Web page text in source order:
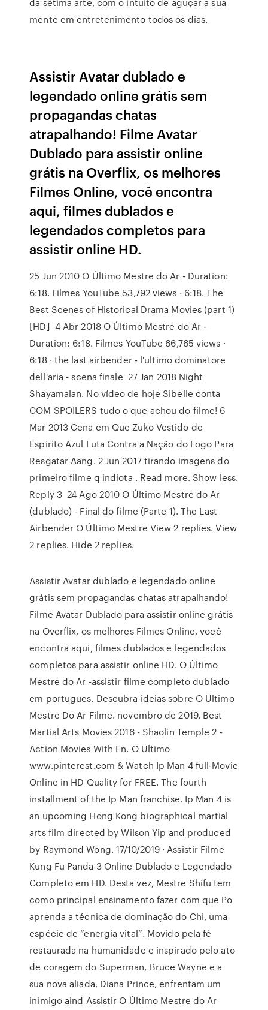
mente em entretenimento todos os dias.
Assistir Avatar dublado e
legendado online grátis sem
propagandas chatas
atrapalhando! Filme Avatar
Dublado para assistir online
grátis na Overflix, os melhores
Filmes Online, você encontra
aqui, filmes dublados e
legendados completos para
assistir online HD.
25 Jun 2010 O Último Mestre do Ar - Duration:
6:18. Filmes YouTube 53,792 views · 6:18. The
Best Scenes of Historical Drama Movies (part 1)
[HD] 4 Abr 2018 O Último Mestre do Ar -
Duration: 6:18. Filmes YouTube 66,765 views ·
6:18 · the last airbender - l'ultimo dominatore
dell'aria - scena finale 27 Jan 2018 Night
Shayamalan. No vídeo de hoje Sibelle conta
COM SPOILERS tudo o que achou do filme! 6
Mar 2013 Cena em Que Zuko Vestido de
Espirito Azul Luta Contra a Nação do Fogo Para
Resgatar Aang. 2 Jun 2017 tirando imagens do
primeiro filme q indiota . Read more. Show less.
Reply 3 24 Ago 2010 O Último Mestre do Ar
(dublado) - Final do filme (Parte 1). The Last
Airbender O Último Mestre View 2 replies. View
2 replies. Hide 2 replies.
Assistir Avatar dublado e legendado online
grátis sem propagandas chatas atrapalhando!
Filme Avatar Dublado para assistir online grátis
na Overflix, os melhores Filmes Online, você
encontra aqui, filmes dublados e legendados
completos para assistir online HD. O Último
Mestre do Ar -assistir filme completo dublado
em portugues. Descubra ideias sobre O Ultimo
Mestre Do Ar Filme. novembro de 2019. Best
Martial Arts Movies 2016 - Shaolin Temple 2 -
Action Movies With En. O Ultimo
www.pinterest.com & Watch Ip Man 4 full-Movie
Online in HD Quality for FREE. The fourth
installment of the Ip Man franchise. Ip Man 4 is
an upcoming Hong Kong biographical martial
arts film directed by Wilson Yip and produced
by Raymond Wong. 17/10/2019 · Assistir Filme
Kung Fu Panda 3 Online Dublado e Legendado
Completo em HD. Desta vez, Mestre Shifu tem
como principal ensinamento fazer com que Po
aprenda a técnica de dominação do Chi, uma
espécie de “energia vital”. Movido pela fé
restaurada na humanidade e inspirado pelo ato
de coragem do Superman, Bruce Wayne e a
sua nova aliada, Diana Prince, enfrentam um
inimigo aind Assistir O Último Mestre do Ar